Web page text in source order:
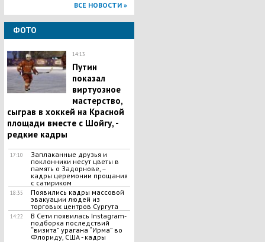
ВСЕ НОВОСТИ »
ФОТО
14:13
Путин
показал
виртуозное
мастерство,
сыграв в хоккей на Красной
площади вместе с Шойгу, -
редкие кадры
17:10
Заплаканные друзья и
поклонники несут цветы в
память о Задорнове, –
кадры церемонии прощания
с сатириком
18:35
Появились кадры массовой
эвакуации людей из
торговых центров Сургута
14:22
В Сети появилась Іnstagram-
подборка последствий
“визита” урагана “Ирма” во
Флориду, США - кадры